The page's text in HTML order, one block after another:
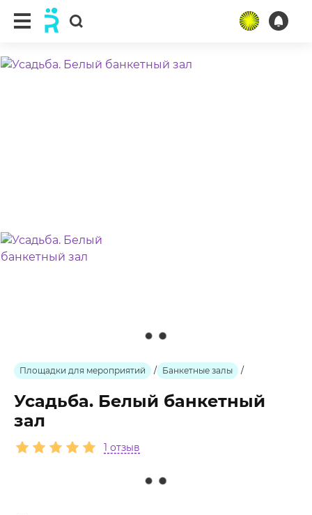
Площадки для мероприятий / Банкетные залы /
Усадьба. Белый банкетный
зал
1 отзыв